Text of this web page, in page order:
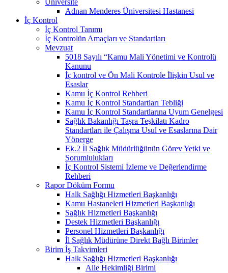
Adnan Menderes Üniversitesi Hastanesi
İç Kontrol
İç Kontrol Tanımı
İç Kontrolün Amaçları ve Standartları
Mevzuat
5018 Sayılı “Kamu Mali Yönetimi ve Kontrolü
Kanunu
İç kontrol ve Ön Mali Kontrole İlişkin Usul ve
Esaslar
Kamu İç Kontrol Rehberi
Kamu İç Kontrol Standartları Tebliği
Kamu İç Kontrol Standartlarına Uyum Genelgesi
Sağlık Bakanlığı Taşra Teşkilatı Kadro
Standartları ile Çalışma Usul ve Esaslarına Dair
Yönerge
Ek.2 İl Sağlık Müdürlüğünün Görev Yetki ve
Sorumlulukları
İç Kontrol Sistemi İzleme ve Değerlendirme
Rehberi
Rapor Döküm Formu
Halk Sağlığı Hizmetleri Başkanlığı
Kamu Hastaneleri Hizmetleri Başkanlığı
Sağlık Hizmetleri Başkanlığı
Destek Hizmetleri Başkanlığı
Personel Hizmetleri Başkanlığı
İl Sağlık Müdürüne Direkt Bağlı Birimler
Birim İş Takvimleri
Halk Sağlığı Hizmetleri Başkanlığı
Aile Hekimliği Birimi